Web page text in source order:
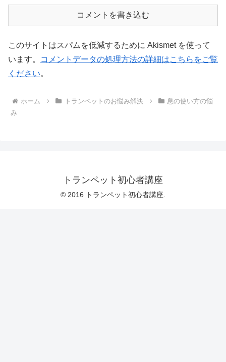
コメントを書き込む
このサイトはスパムを低減するために Akismet を使って
います。
コメントデータの処理方法の詳細はこちらをご覧
ください。
ホーム トランペットのお悩み解決
息の使い方の悩
み
トランペット初心者講座
© 2016 トランペット初心者講座.